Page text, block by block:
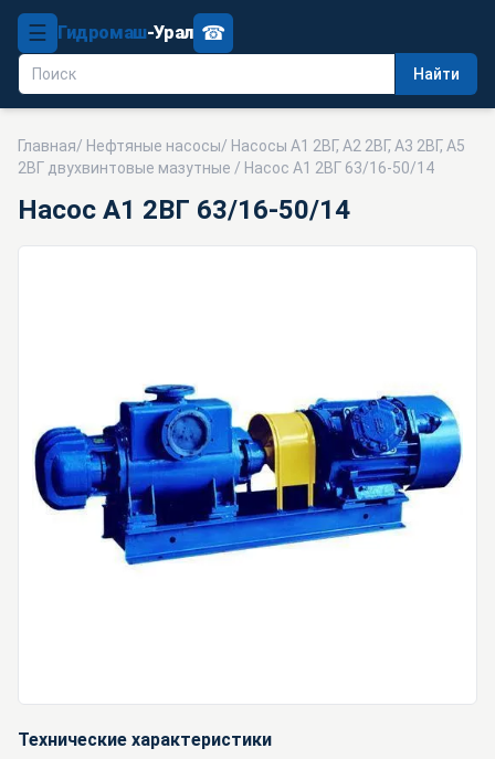
☰ Гидромаш-Урал
Найти
☎
Главная/ Нефтяные насосы/ Насосы А1 2ВГ, А2 2ВГ, А3 2ВГ, А5
2ВГ двухвинтовые мазутные / Насос А1 2ВГ 63/16-50/14
Насос А1 2ВГ 63/16-50/14
Технические характеристики